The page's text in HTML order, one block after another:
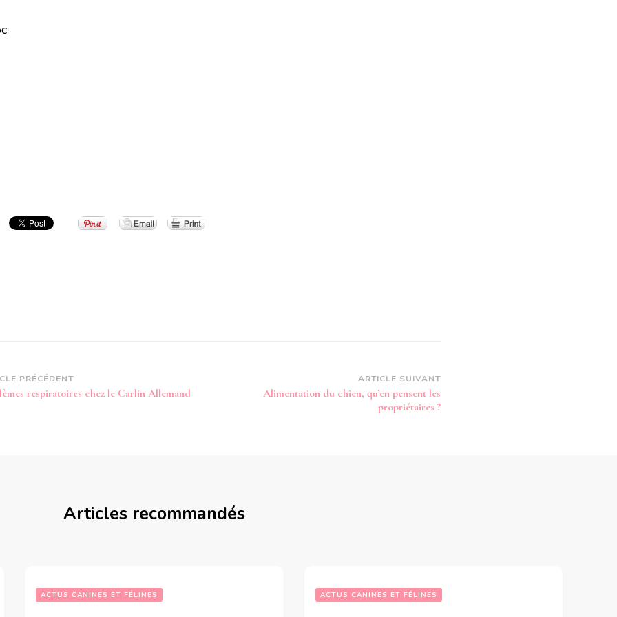
PRÉCÉDENT
respiratoires chez le Carlin Allemand
ARTICLE SUIVANT
Alimentation du chien, qu’en pensent les
propriétaires ?
Articles recommandés
ACTUS CANINES ET FÉLINES ACTUS CANINES ET FÉLINES